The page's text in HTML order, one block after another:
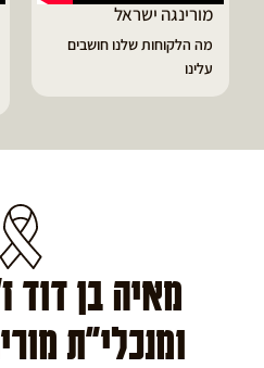
מורינגה ישראל
מה הלקוחות שלנו חושבים
עלינו
מאיה בן דוד
ומנכלי"ת